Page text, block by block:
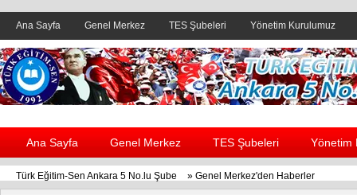
Ana Sayfa Genel Merkez TES Şubeleri Yönetim Kurulumuz
Header yanı reklam alanı
Ana Sayfa Genel Merkez TES Şubeleri Yönetim
Türk Eğitim-Sen Ankara 5 No.lu Şube » Genel Merkez'den Haberler